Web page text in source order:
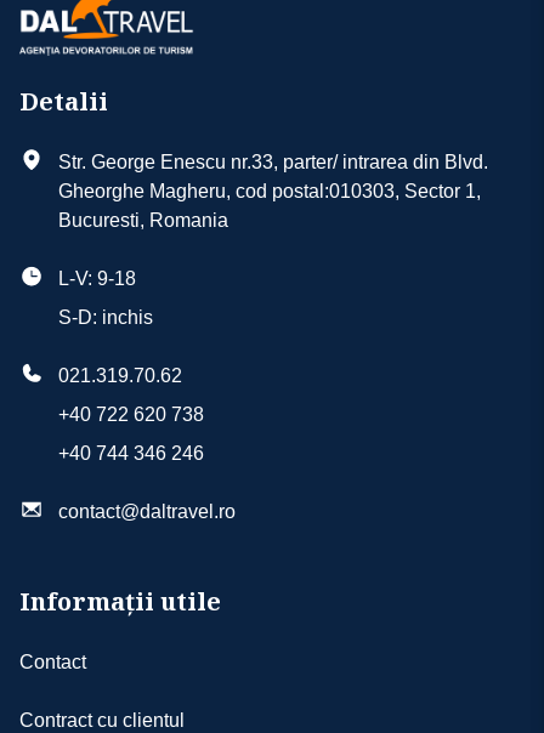
Detalii
Str. George Enescu nr.33, parter/ intrarea din Blvd.
Gheorghe Magheru, cod postal:010303, Sector 1,
Bucuresti, Romania
L-V: 9-18
S-D: inchis
021.319.70.62
+40 722 620 738
+40 744 346 246
contact@daltravel.ro
Informații utile
Contact
Contract cu clientul